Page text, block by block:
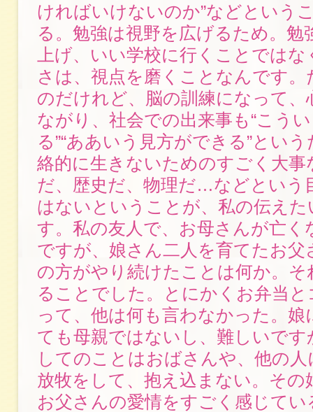
ければいけないのか”などという
る。勉強は視野を広げるため。勉
上げ、いい学校に行くことでは
さは、視点を磨くことなんです。
のだけれど、脳の訓練になって、
ながり、社会での出来事も“こう
る”“ああいう見方ができる”とい
絡的に生きないためのすごく大事
だ、歴史だ、物理だ…などという
はないということが、私の伝え
す。私の友人で、お母さんが亡く
ですが、娘さん二人を育てたお父
の方がやり続けたことは何か。
ることでした。とにかくお弁当
って、他は何も言わなかった。娘
ても母親ではないし、難しいです
してのことはおばさんや、他の
放牧をして、抱え込まない。その
お父さんの愛情をすごく感じて